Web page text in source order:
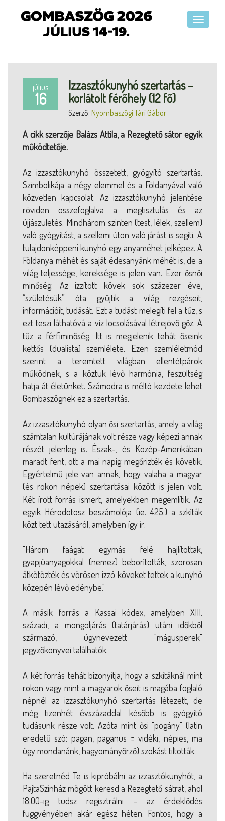
július
16
Izzasztókunyhó szertartás –
korlátolt férőhely (12 fő)
Szerző: Nyombaszögi Tári Gábor
A cikk szerzője Balázs Attila, a Rezegtető sátor egyik
működtetője.
Az izzasztókunyhó összetett, gyógyító szertartás.
Szimbolikája a négy elemmel és a Földanyával való
közvetlen kapcsolat. Az izzasztókunyhó jelentése
röviden összefoglalva a megtisztulás és az
újjászületés. Mindhárom szinten (test, lélek, szellem)
való gyógyítást, a szellemi úton való járást is segíti. A
tulajdonképpeni kunyhó egy anyaméhet jelképez. A
Földanya méhét és saját édesanyánk méhét is, de a
világ teljessége, kereksége is jelen van. Ezer ősnői
minőség. Az izzított kövek sok százezer éve,
“születésük” óta gyűjtik a világ rezgéseit,
információit, tudását. Ezt a tudást melegíti fel a tűz, s
ezt teszi láthatóvá a víz locsolásával létrejövő gőz. A
tűz a férfiminőség. Itt is megjelenik tehát őseink
kettős (dualista) szemlélete. Ezen szemléletmód
szerint a teremtett világban ellentétpárok
működnek, s a köztük lévő harmónia, feszültség
hatja át életünket. Számodra is méltó kezdete lehet
Gombaszögnek ez a szertartás.
Az izzasztókunyhó olyan ősi szertartás, amely a világ
számtalan kultúrájának volt része vagy képezi annak
részét jelenleg is. Észak-, és Közép-Amerikában
maradt fent, ott a mai napig megőrizték és követik.
Egyértelmű jele van annak, hogy valaha a magyar
(és rokon népek) szertartásai között is jelen volt.
Két írott forrás ismert, amelyekben megemlítik. Az
egyik Hérodotosz beszámolója (ie. 425.) a szkíták
közt tett utazásáról, amelyben így ír:
"Három faágat egymás felé hajlítottak,
gyapjúanyagokkal (nemez) beborították, szorosan
átkötözték és vörösen izzó köveket tettek a kunyhó
közepén lévő edénybe."
A másik forrás a Kassai kódex, amelyben XIII.
századi, a mongoljárás (tatárjárás) utáni időkből
származó, úgynevezett "mágusperek"
jegyzőkönyvei találhatók.
A két forrás tehát bizonyítja, hogy a szkítáknál mint
rokon vagy mint a magyarok őseit is magába foglaló
népnél az izzasztókunyhó szertartás létezett, de
még tizenhét évszázaddal később is gyógyító
tudásunk része volt. Azóta mint ősi "pogány" (latin
eredetű szó: pagan, paganus = vidéki, népies, ma
úgy mondanánk, hagyományőrző) szokást tiltották.
Ha szeretnéd Te is kipróbálni az izzasztókunyhót, a
PajtaSzínház mögött keresd a Rezegtető sátrat, ahol
18:00-ig tudsz regisztrálni - az érdeklődés
függvényében akár egész héten. Fontos, hogy a